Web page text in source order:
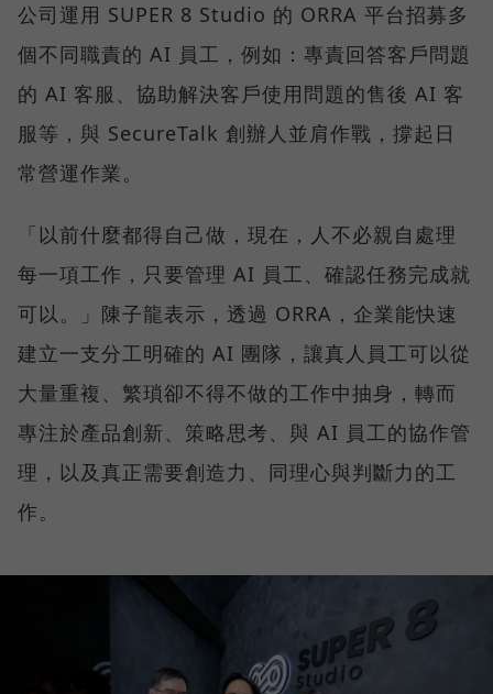
公司運用 SUPER 8 Studio 的 ORRA 平台招募多
個不同職責的 AI 員工，例如：專責回答客戶問題
的 AI 客服、協助解決客戶使用問題的售後 AI 客
服等，與 SecureTalk 創辦人並肩作戰，撐起日
常營運作業。
「以前什麼都得自己做，現在，人不必親自處理
每一項工作，只要管理 AI 員工、確認任務完成就
可以。」陳子龍表示，透過 ORRA，企業能快速
建立一支分工明確的 AI 團隊，讓真人員工可以從
大量重複、繁瑣卻不得不做的工作中抽身，轉而
專注於產品創新、策略思考、與 AI 員工的協作管
理，以及真正需要創造力、同理心與判斷力的工
作。